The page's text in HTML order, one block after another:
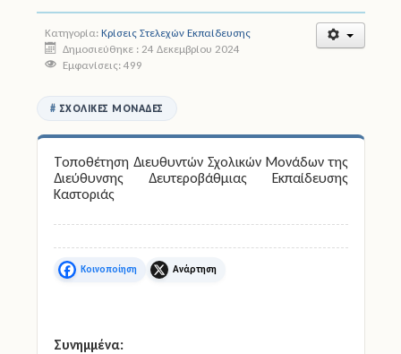
Έντυπα
Πολιτική Προστασία
Επικοινωνία
Κατηγορία: Κρίσεις Στελεχών Εκπαίδευσης
Δημοσιεύθηκε : 24 Δεκεμβρίου 2024
Εμφανίσεις: 499
ΣΧΟΛΙΚΈΣ ΜΟΝΆΔΕΣ
Τοποθέτηση Διευθυντών Σχολικών Μονάδων της
Διεύθυνσης Δευτεροβάθμιας Εκπαίδευσης
Καστοριάς
Facebook X
Συνημμένα: